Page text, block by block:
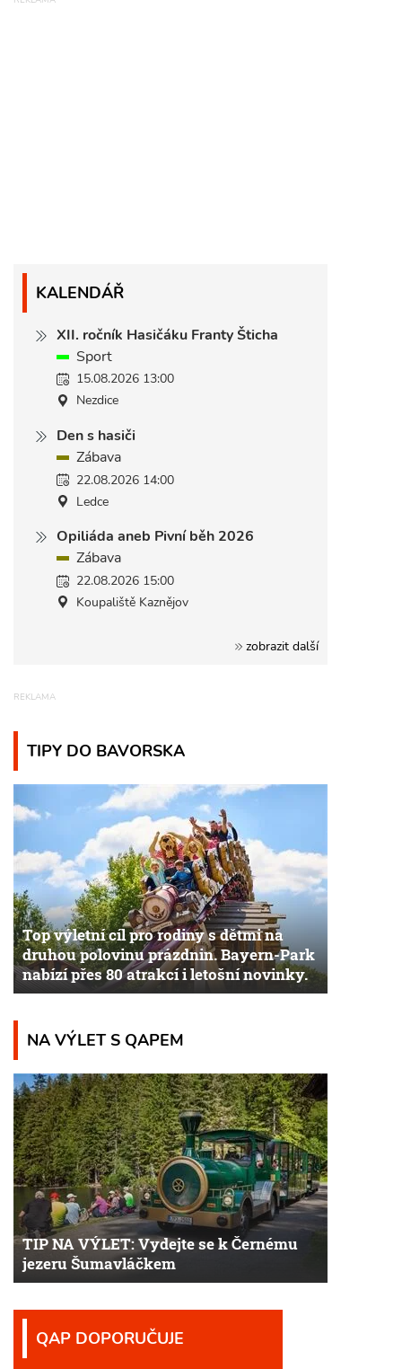
KALENDÁŘ
XII. ročník Hasičáku Franty Šticha
Sport
15.08.2026 13:00
Nezdice
Den s hasiči
Zábava
22.08.2026 14:00
Ledce
Opiliáda aneb Pivní běh 2026
Zábava
22.08.2026 15:00
Koupaliště Kaznějov
zobrazit další
TIPY DO BAVORSKA
Top výletní cíl pro rodiny s dětmi na
druhou polovinu prázdnin. Bayern-Park
nabízí přes 80 atrakcí i letošní novinky.
NA VÝLET S QAPEM
TIP NA VÝLET: Vydejte se k Černému
jezeru Šumavláčkem
QAP DOPORUČUJE